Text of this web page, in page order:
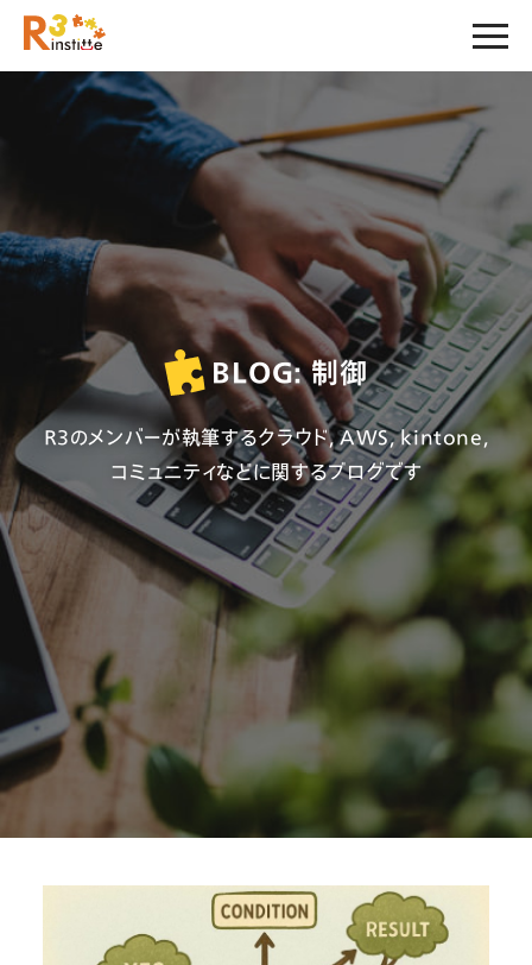
BLOG: 制御
R3のメンバーが執筆するクラウド, AWS, kintone,
コミュニティなどに関するブログです